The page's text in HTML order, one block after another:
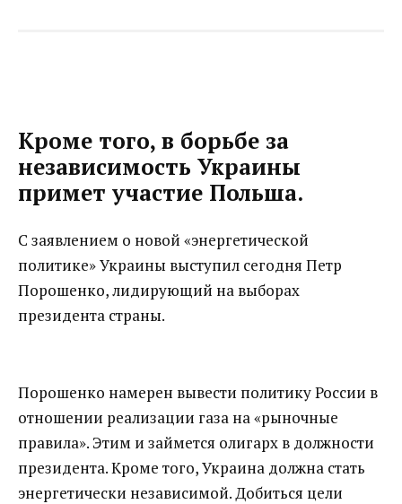
Кроме того, в борьбе за
независимость Украины
примет участие Польша.
С заявлением о новой «энергетической
политике» Украины выступил сегодня Петр
Порошенко, лидирующий на выборах
президента страны.
Порошенко намерен вывести политику России в
отношении реализации газа на «рыночные
правила». Этим и займется олигарх в должности
президента. Кроме того, Украина должна стать
энергетически независимой. Добиться цели